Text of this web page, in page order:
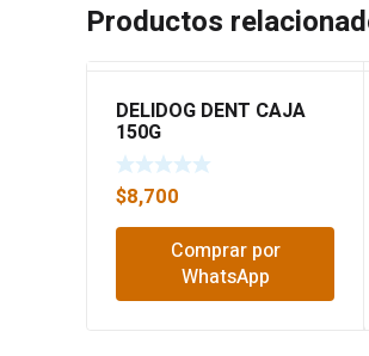
Productos
DELIDOG DENT CAJA
150G
$8,700
Comprar por
WhatsApp